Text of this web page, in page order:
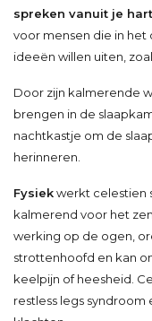
spreken vanuit je hart
voor mensen die in
ideeën willen uiten,
Door zijn kalmerende
brengen in de
nachtkastje om de
herinneren.
Fysiekwerkt celestien
kalmerend voor het
werking op de ogen,
strottenhoofd en kan
keelpijn of heesheid.
restless legs